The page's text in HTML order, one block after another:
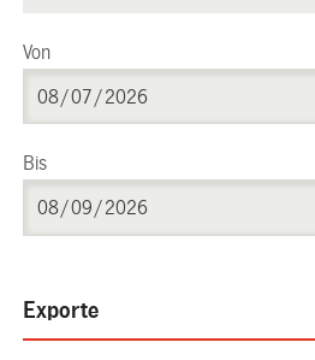
Von
Bis
Exporte